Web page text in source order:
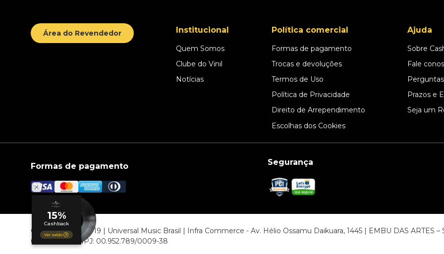
Área do Revendedor Institucional
Quem Somos
Clube do Vinil
Notícias
Política comercial
Formas de pagamento
Trocas e devoluções
Termos de Uso
Política de Privacidade
Direito de Arrependimento
Escolhas dos Cookies
Ajuda
Sobre
Fale
Prazos e
Seja um
Formas de pagamento Segurança
© COPYRIGHT 2019 | Universal Music Brasil | Infra Commerce - Av. Hélio Ossamu Daikuara, 1445 | EMBU DAS ARTES –
06807-000 CNPJ: 00.952.789/0009-38